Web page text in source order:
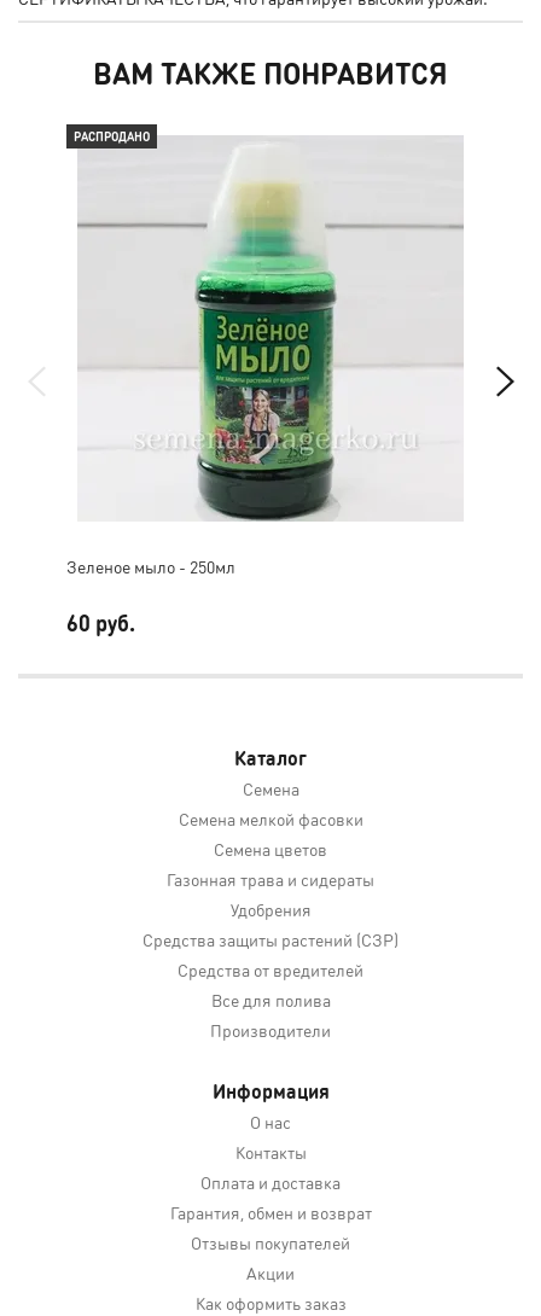
ВАМ ТАКЖЕ ПОНРАВИТСЯ
РАСПРОДАНО
Зеленое мыло - 250мл
60 руб.
Каталог
Семена
Семена мелкой фасовки
Семена цветов
Газонная трава и сидераты
Удобрения
Средства защиты растений (СЗР)
Средства от вредителей
Все для полива
Производители
Информация
О нас
Контакты
Оплата и доставка
Гарантия, обмен и возврат
Отзывы покупателей
Акции
Как оформить заказ